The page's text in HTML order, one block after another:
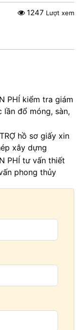
1247 Lượt xem
PHÍ kiểm tra giám
lần đổ móng, sàn,
hồ sơ giấy xin
xây dựng
PHÍ tư vấn thiết
phong thủy